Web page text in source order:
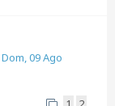
Dom, 09 Ago